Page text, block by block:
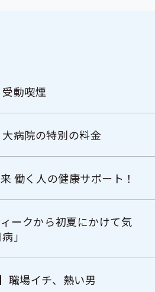
動喫煙
病院の特別の料金
働く人の健康サポート！
ークから初夏にかけて気
」
職場イチ、熱い男